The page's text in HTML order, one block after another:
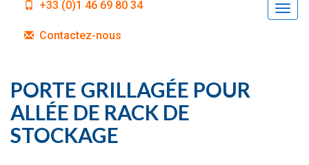
+33 (0)1 46 69 80 34
Contactez-nous
PORTE GRILLAGÉE POUR
ALLÉE DE RACK DE
STOCKAGE